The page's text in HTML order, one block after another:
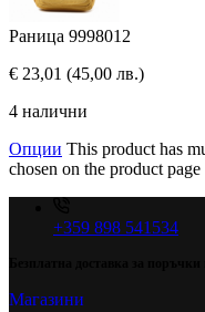
Раница 9998012
€ 23,01 (45,00 лв.)
4 налични
Опции This product has
chosen on the product page
+359 898 541534
Магазини